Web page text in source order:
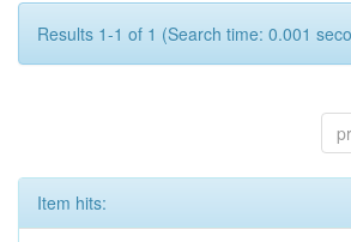
Results 1-1 of 1 (Search time: 0.001
Item hits: